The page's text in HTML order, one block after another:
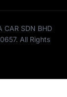
SDN BHD
All Rights